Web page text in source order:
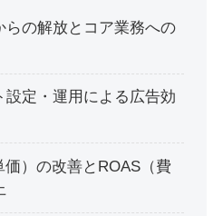
らの解放とコア業務への
設定・運用による広告効
価）の改善とROAS（費